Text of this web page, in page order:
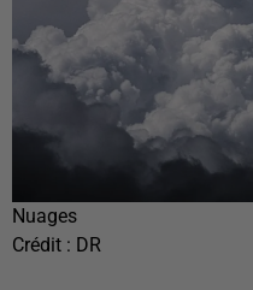
Nuages
Crédit : DR